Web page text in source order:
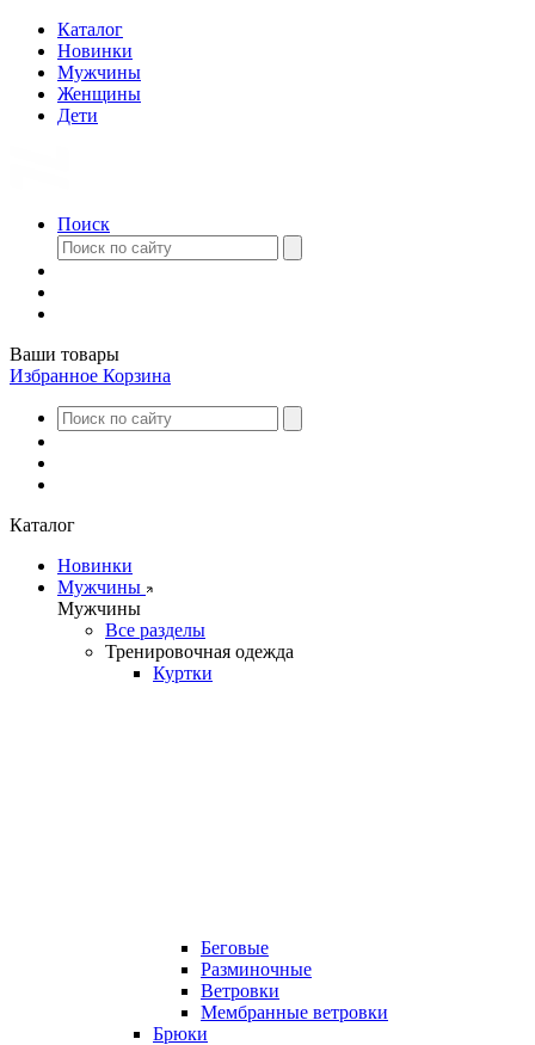
Каталог
Новинки
Мужчины
Женщины
Дети
Поиск
Ваши товары
Избранное Корзина
Каталог
Новинки
Мужчины
Мужчины
Все разделы
Тренировочная одежда
Куртки
Беговые
Разминочные
Ветровки
Мембранные ветровки
Брюки